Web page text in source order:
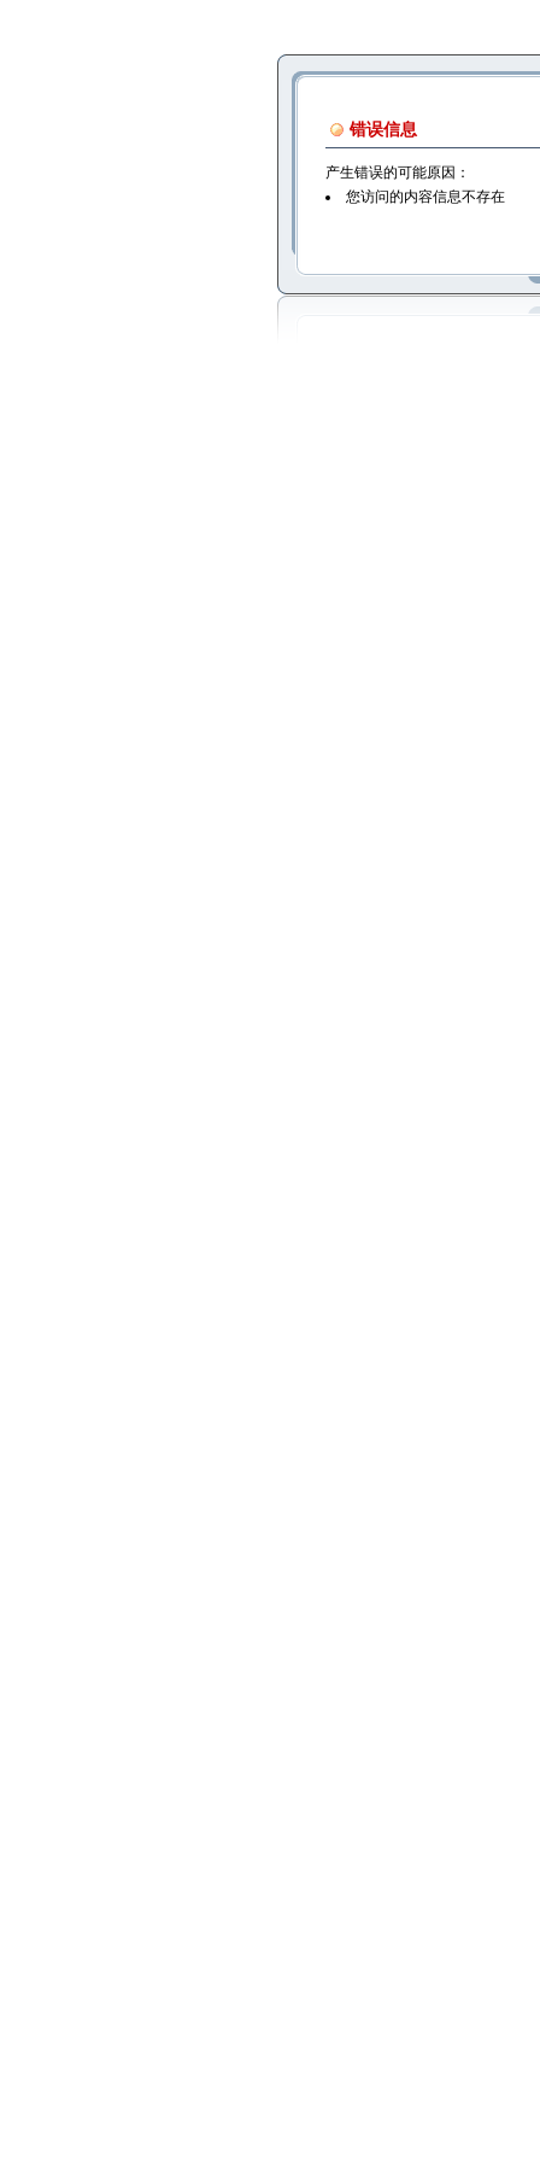
错误信息
产生错误的可能原因：
您访问的内容信息不存在